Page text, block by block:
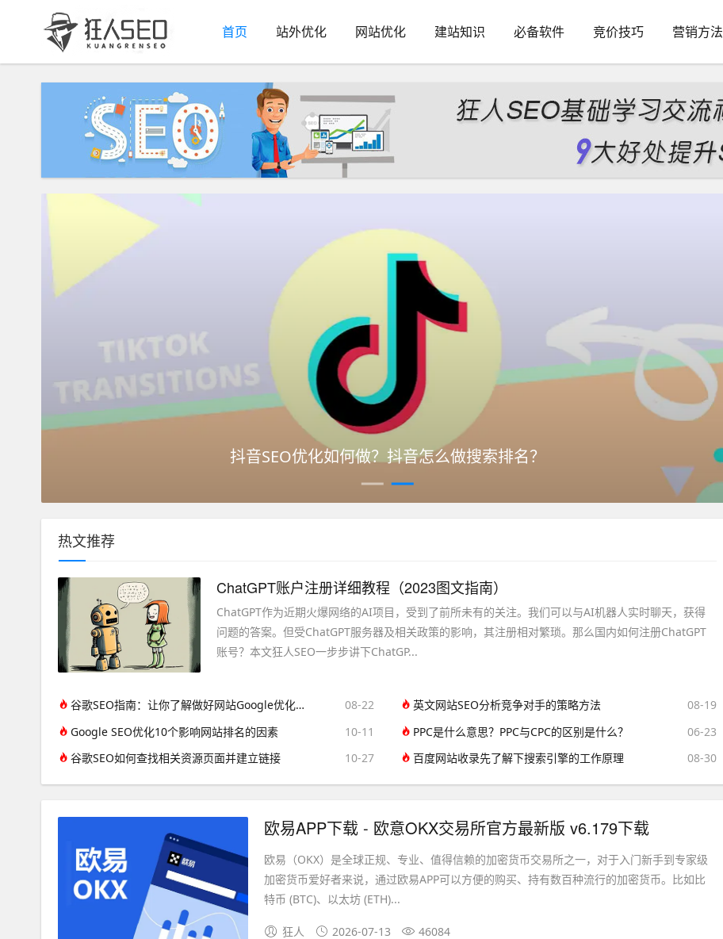
首页 站外优化 网站优化 建站知识 必备软件 竞价技巧 营销方法
抖音SEO优化如何做？抖音怎么做搜索排名？
热文推荐
ChatGPT账户注册详细教程（2023图文指南）
ChatGPT作为近期火爆网络的AI项目，受到了前所未有的关注。我们可以与AI机器人实时聊天，获得
问题的答案。但受ChatGPT服务器及相关政策的影响，其注册相对繁琐。那么国内如何注册ChatGPT
账号？本文狂人SEO一步步讲下ChatGP...
谷歌SEO指南：让你了解做好网站Google优化的技巧 08-22 英文网站SEO分析竞争对手的策略方法
08-19
Google SEO优化10个影响网站排名的因素
10-11 PPC是什么意思？PPC与CPC的区别是什么？
06-23
谷歌SEO如何查找相关资源页面并建立链接
10-27 百度网站收录先了解下搜索引擎的工作原理 08-30
欧易APP下载 - 欧意OKX交易所官方最新版 v6.179下载
欧易（OKX）是全球正规、专业、值得信赖的加密货币交易所之一，对于入门新手到专家级
加密货币爱好者来说，通过欧易APP可以方便的购买、持有数百种流行的加密货币。比如比
特币 (BTC)、以太坊 (ETH)...
狂人 2026-07-13 46084